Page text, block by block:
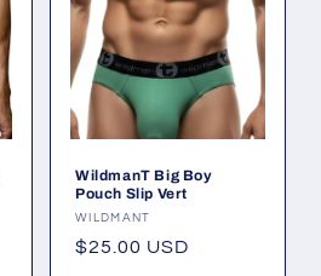
WildmanT Big Boy
Pouch Slip Vert
Fournisseur :
WILDMANT
Prix
$25.00 USD